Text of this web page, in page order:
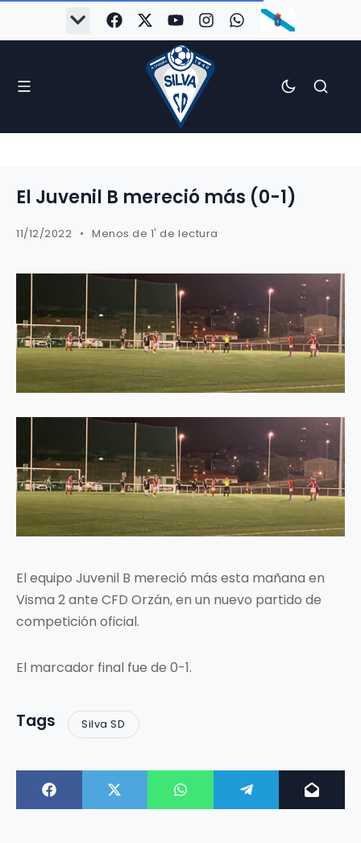
El Juvenil B mereció más (0-1)
11/12/2022 Menos de 1' de lectura
El equipo Juvenil B mereció más esta mañana en
Visma 2 ante CFD Orzán, en un nuevo partido de
competición oficial.
El marcador final fue de 0-1.
Tags Silva SD